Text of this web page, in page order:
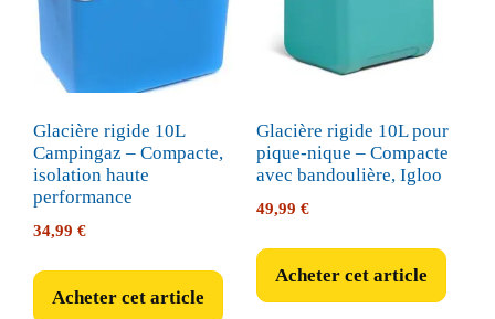
Glacière rigide 10L
Campingaz – Compacte,
isolation haute
performance
34,99 €
Acheter cet article
Glacière rigide 10L pour
pique-nique – Compacte
avec bandoulière, Igloo
49,99 €
Acheter cet article